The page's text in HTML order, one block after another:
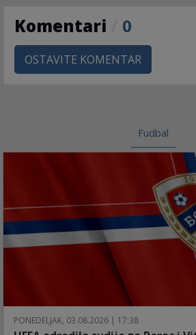
Komentari 0
OSTAVITE KOMENTAR
Fudbal
PONEDELJAK, 03.08.2026 | 17:38